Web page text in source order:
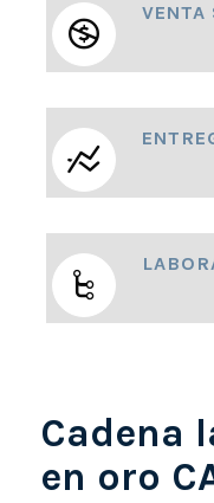
VENTA
Cadena
en oro